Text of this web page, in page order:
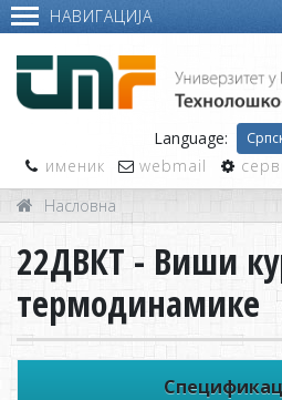
НАВИГАЦИЈА
Language:
именик webmail
Насловна
22ДВКТ - Виши
термодинамике